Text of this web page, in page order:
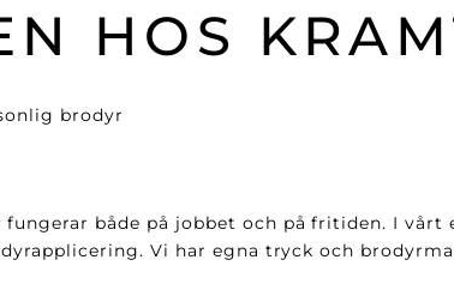
HOS
både på jobbet och på fritiden. I vårt
Vi har egna tryck och